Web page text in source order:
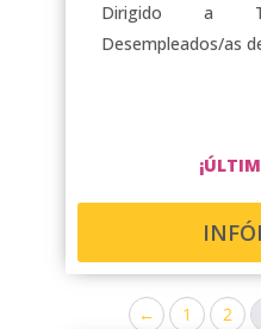
Dirigido a
Desempleados/as
← 1 2